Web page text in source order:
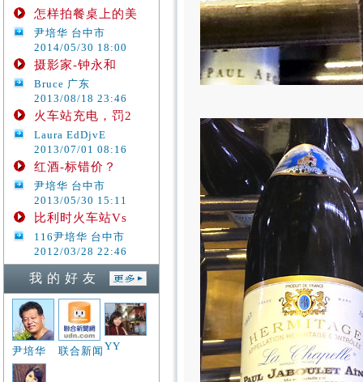
怎样拍餐桌上的美
尹培华 台中市
2014/05/30 18:00
摄影家-钟永和
Bruce 广东
2013/08/18 23:46
火车站充电，罚2
Laura EdDjvE
2013/07/01 08:16
红酒-标错价？
尹培华 台中市
2013/05/30 15:11
比利时火车站Vs
116尹培华 台中市
2012/03/28 22:46
我 的 好 友
尹培华 联合新闻 YY